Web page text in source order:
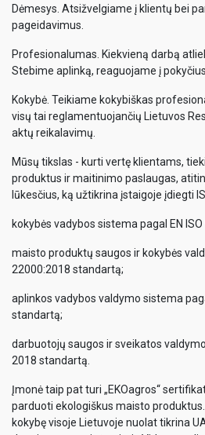
Dėmesys. Atsižvelgiame į klientų bei
pageidavimus.
Profesionalumas. Kiekvieną darbą
Stebime aplinką, reaguojame į
Kokybė. Teikiame kokybiškas
visų tai reglamentuojančių Lietuvos
aktų reikalavimų.
Mūsų tikslas - kurti vertę klientams,
produktus ir maitinimo paslaugas,
lūkesčius, ką užtikrina įstaigoje įdiegti
kokybės vadybos sistema pagal EN
maisto produktų saugos ir kokybės
22000:2018 standartą;
aplinkos vadybos valdymo sistema
standartą;
darbuotojų saugos ir sveikatos
2018 standartą.
Įmonė taip pat turi „EKOagros“
parduoti ekologiškus maisto
kokybę visoje Lietuvoje nuolat tikrina